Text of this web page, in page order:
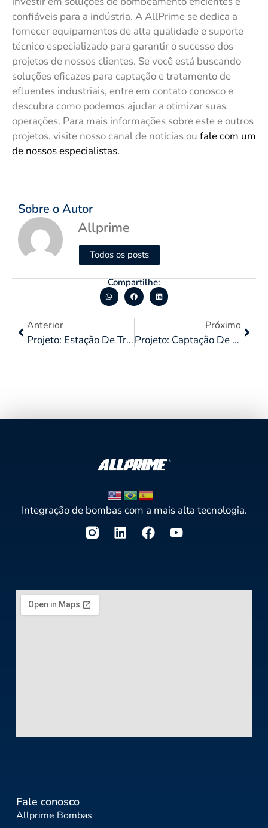
confiáveis para a indústria. A AllPrime se dedica a
fornecer equipamentos de alta qualidade e suporte
técnico especializado para garantir o sucesso dos
projetos de nossos clientes. Se você está buscando
soluções eficazes para captação e tratamento de
efluentes industriais, entre em contato conosco e
descubra como podemos ajudar a otimizar suas
operações. Para mais informações sobre este e outros
projetos, visite nosso canal de notícias ou fale com um
de nossos especialistas.
Sobre o Autor
Allprime
Todos os posts
Compartilhe:
Anterior
Projeto: Estação De Tratamento De Despejos Industriais (ETDI)
Próximo
Projeto: Captação De Água Bruta Para Reservatório Temporário Em Piscinão
Integração de bombas com a mais alta tecnologia.
Fale conosco
Allprime Bombas